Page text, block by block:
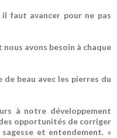
faut avancer pour ne pas
avons besoin à chaque
beau avec les pierres du
à notre développement
opportunités de corriger
et entendement. »